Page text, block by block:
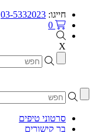
חייגו: 03-5332023
0
X
סרטוני טיפים
בר קישורים